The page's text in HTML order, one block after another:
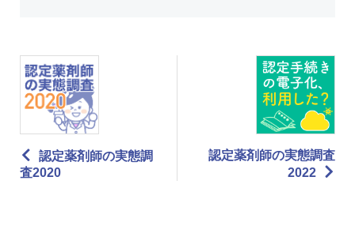
認定薬剤師の実態調
査2020
認定薬剤師の実態調査
2022